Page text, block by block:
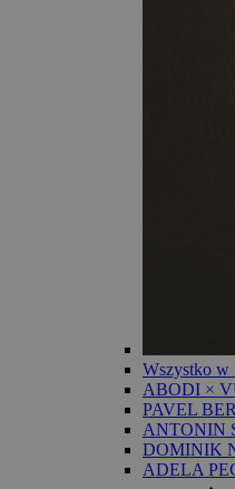
Wszystko w
ABODI ×
PAVEL
ANTONIN
DOMINIK
ADELA